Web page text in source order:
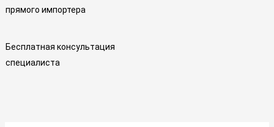
прямого импортера
Бесплатная консультация
специалиста